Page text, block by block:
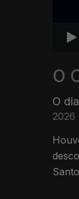
O
O
2026